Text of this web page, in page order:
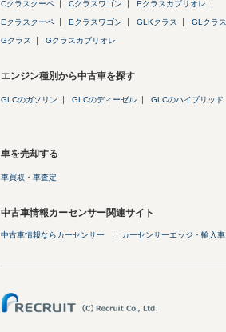
Cクラスクーペ Cクラスワゴン Eクラスカブリオレ
Eクラスクーペ Eクラスワゴン GLKクラス GLクラス
Gクラス Gクラスカブリオレ
エンジン種別から中古車を探す
GLCのガソリン GLCのディーゼル GLCのハイブリッド
車を売却する
車買取・車査定
中古車情報カーセンサー関連サイト
中古車情報ならカーセンサー カーセンサーエッジ・輸入車